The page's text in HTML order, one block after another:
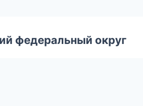
федеральный округ